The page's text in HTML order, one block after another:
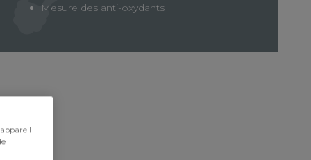
Mesure des anti-oxydants